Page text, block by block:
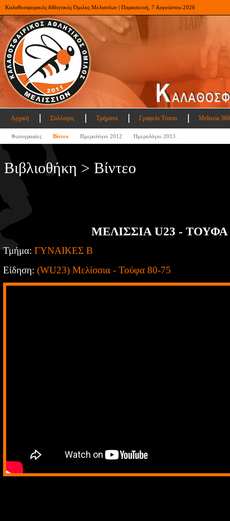
Καλαθοσφαιρικός Αθλητικός Όμιλος Μελισσίων | Παρασκευή, 7 Αυγούστου 2026
Αρχική Σύλλογος Τμήματα Γραφείο Τύπου Melissia
Φωτογραφίες Βίντεο Ημερολόγιο 2012 Ημερολόγιο 2013
Βιβλιοθήκη > Βίντεο
ΜΕΛΙΣΣΙΑ U23 - ΤΟΥΦΑ
Τμήμα: ΓΥΝΑΙΚΕΣ Β
Είδηση: (WU23) Μελίσσια - Τούφα 80-75